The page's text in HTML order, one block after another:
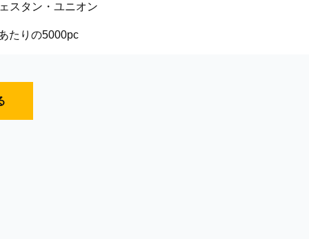
スタン・ユニオン
たりの5000pc